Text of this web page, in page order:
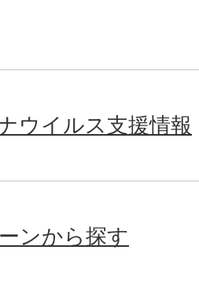
ウイルス支援情報
ンから探す